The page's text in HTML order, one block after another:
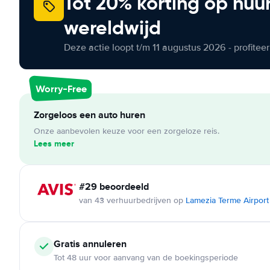
wereldwijd
Deze actie loopt t/m 11 augustus 2026 -
Worry-Free
Zorgeloos een auto huren
Onze aanbevolen keuze voor een zorgeloze reis.
Lees meer
#29 beoordeeld
van 43 verhuurbedrijven op Lamezia Terme Airport
Gratis annuleren
Tot 48 uur voor aanvang van de boekingsperiode